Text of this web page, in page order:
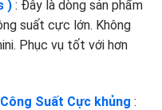
) : Đây là dòng sản phẩm
suất cực lớn. Không
Phục vụ tốt với hơn
Suất Cực khủng :